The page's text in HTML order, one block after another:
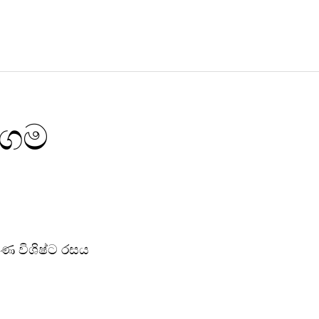
විශිෂ්ට රසය